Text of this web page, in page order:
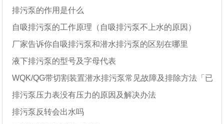
排污泵的作用是什么
自吸排污泵的工作原理（自吸排污泵不上水的原因）
厂家告诉你自吸排污泵和潜水排污泵的区别在哪里
液下排污泵的型号及字母代表
WQK/QG带切割装置潜水排污泵常见故障及排除方法「已
解决」
排污泵压力表没有压力的原因及解决办法
排污泵反转会出水吗